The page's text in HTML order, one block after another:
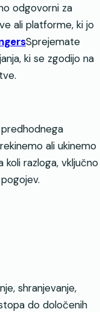
odgovorni za
ali platforme, ki jo
Sprejemate
ki se zgodijo na
ali ukinemo
razloga, vključno
shranjevanje,
do določenih